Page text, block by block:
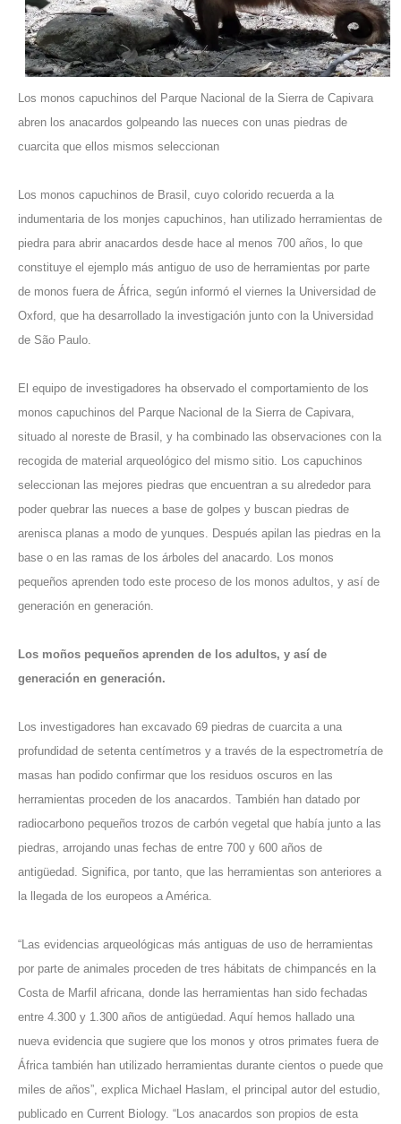
Los monos capuchinos del Parque Nacional de la Sierra de Capivara
abren los anacardos golpeando las nueces con unas piedras de
cuarcita que ellos mismos seleccionan
Los monos capuchinos de Brasil, cuyo colorido recuerda a la
indumentaria de los monjes capuchinos, han utilizado herramientas de
piedra para abrir anacardos desde hace al menos 700 años, lo que
constituye el ejemplo más antiguo de uso de herramientas por parte
de monos fuera de África, según informó el viernes la Universidad de
Oxford, que ha desarrollado la investigación junto con la Universidad
de São Paulo.
El equipo de investigadores ha observado el comportamiento de los
monos capuchinos del Parque Nacional de la Sierra de Capivara,
situado al noreste de Brasil, y ha combinado las observaciones con la
recogida de material arqueológico del mismo sitio. Los capuchinos
seleccionan las mejores piedras que encuentran a su alrededor para
poder quebrar las nueces a base de golpes y buscan piedras de
arenisca planas a modo de yunques. Después apilan las piedras en la
base o en las ramas de los árboles del anacardo. Los monos
pequeños aprenden todo este proceso de los monos adultos, y así de
generación en generación.
Los moños pequeños aprenden de los adultos, y así de
generación en generación.
Los investigadores han excavado 69 piedras de cuarcita a una
profundidad de setenta centímetros y a través de la espectrometría de
masas han podido confirmar que los residuos oscuros en las
herramientas proceden de los anacardos. También han datado por
radiocarbono pequeños trozos de carbón vegetal que había junto a las
piedras, arrojando unas fechas de entre 700 y 600 años de
antigüedad. Significa, por tanto, que las herramientas son anteriores a
la llegada de los europeos a América.
“Las evidencias arqueológicas más antiguas de uso de herramientas
por parte de animales proceden de tres hábitats de chimpancés en la
Costa de Marfil africana, donde las herramientas han sido fechadas
entre 4.300 y 1.300 años de antigüedad. Aquí hemos hallado una
nueva evidencia que sugiere que los monos y otros primates fuera de
África también han utilizado herramientas durante cientos o puede que
miles de años”, explica Michael Haslam, el principal autor del estudio,
publicado en Current Biology. “Los anacardos son propios de esta